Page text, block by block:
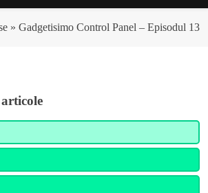
» Gadgetisimo Control Panel – Episodul 13